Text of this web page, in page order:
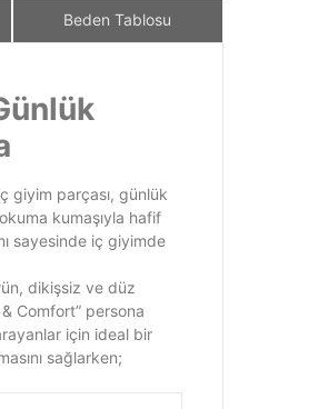
Beden Tablosu
giyim parçası, günlük
kumaşıyla hafif
sayesinde iç giyimde
dikişsiz ve düz
Comfort” persona
için ideal bir
sağlarken;